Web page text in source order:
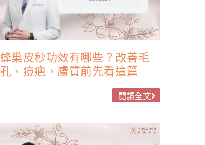
蜂巢皮秒功效有哪些？改善毛
孔、痘疤、膚質前先看這篇
閱讀全文